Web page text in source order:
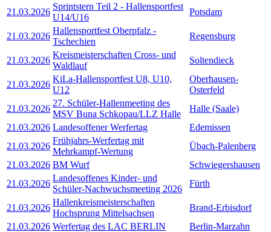
21.03.2026
Sprintstern Teil 2 - Hallensportfest
U14/U16
Potsdam
21.03.2026
Hallensportfest Oberpfalz -
Tschechien
Regensburg
21.03.2026
Kreismeisterschaften Cross- und
Waldlauf
Soltendieck
21.03.2026
KiLa-Hallensportfest U8, U10,
U12
Oberhausen-
Osterfeld
21.03.2026
27. Schüler-Hallenmeeting des
MSV Buna Schkopau/LLZ Halle
Halle (Saale)
21.03.2026 Landesoffener Werfertag
Edemissen
21.03.2026
Frühjahrs-Werfertag mit
Mehrkampf-Wertung
Übach-Palenberg
21.03.2026 BM Wurf
Schwiegershausen
21.03.2026
Landesoffenes Kinder- und
Schüler-Nachwuchsmeeting 2026
Fürth
21.03.2026
Hallenkreismeisterschaften
Hochsprung Mittelsachsen
Brand-Erbisdorf
21.03.2026 Werfertag des LAC BERLIN
Berlin-Marzahn